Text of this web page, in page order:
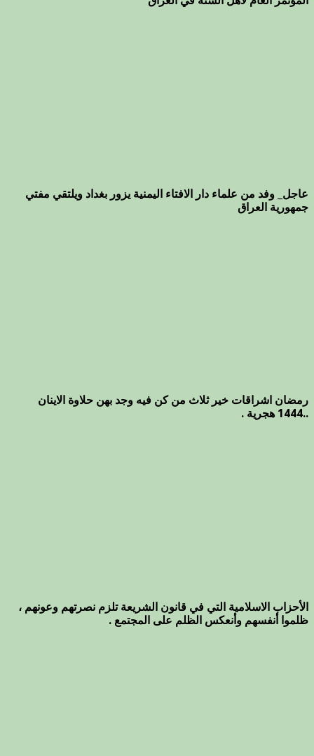
عاجل_ وفد من علماء دار الافتاء اليمنية يزور بغداد ويلتقي مفتي
جمهورية العراق
رمضان اشراقات خير ثلاث من كن فيه وجد بهن حلاوة الاينان
..1444 هجرية .
الأحزاب الاسلامية التي في قانون الشريعة تلزم نصرتهم وعونهم ،
ظلموا أنفسهم وأنعكس الظلم على المجتمع .